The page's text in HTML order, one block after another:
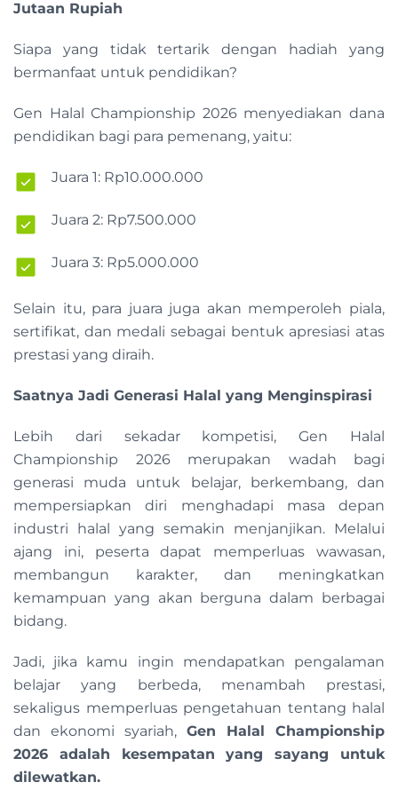
Jutaan Rupiah
Siapa yang tidak tertarik dengan hadiah yang
bermanfaat untuk pendidikan?
Gen Halal Championship 2026 menyediakan dana
pendidikan bagi para pemenang, yaitu:
Juara 1: Rp10.000.000
Juara 2: Rp7.500.000
Juara 3: Rp5.000.000
Selain itu, para juara juga akan memperoleh piala,
sertifikat, dan medali sebagai bentuk apresiasi atas
prestasi yang diraih.
Saatnya Jadi Generasi Halal yang Menginspirasi
Lebih dari sekadar kompetisi, Gen Halal
Championship 2026 merupakan wadah bagi
generasi muda untuk belajar, berkembang, dan
mempersiapkan diri menghadapi masa depan
industri halal yang semakin menjanjikan. Melalui
ajang ini, peserta dapat memperluas wawasan,
membangun karakter, dan meningkatkan
kemampuan yang akan berguna dalam berbagai
bidang.
Jadi, jika kamu ingin mendapatkan pengalaman
belajar yang berbeda, menambah prestasi,
sekaligus memperluas pengetahuan tentang halal
dan ekonomi syariah, Gen Halal Championship
2026 adalah kesempatan yang sayang untuk
dilewatkan.